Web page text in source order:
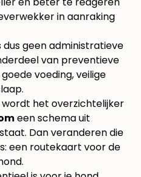
in aanraking
geen administratieve
van preventieve
voeding, veilige
wordt het overzichtelijker
een schema uit
Dan veranderen die
een routekaart voor de